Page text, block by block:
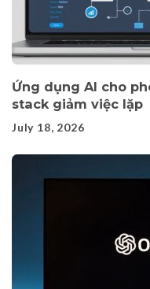
Ứng dụng AI cho
stack giảm việc lặp
July 18, 2026